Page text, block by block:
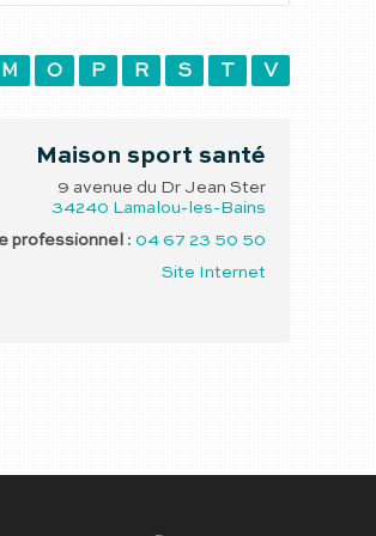
M O P R S T V
Maison sport santé
9 avenue du Dr Jean Ster
34240 Lamalou-les-Bains
professionnel : 04 67 23 50 50
Site Internet